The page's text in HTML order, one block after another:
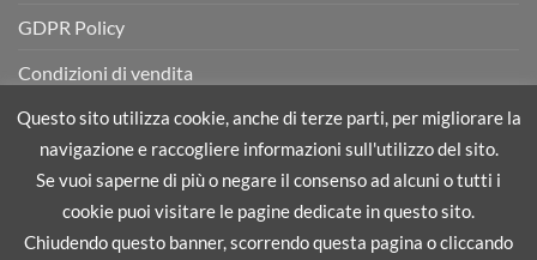
GDPR Policy
Condizioni di vendita
PRIVACY POLICY COOKIE POLICY
GDPR POLICY
CONDIZIONI DI VENDITA
Questo sito utilizza cookie, anche di terze parti, per migliorare la
navigazione e raccogliere informazioni sull'utilizzo del sito.
Se vuoi saperne di più o negare il consenso ad alcuni o tutti i
cookie puoi visitare le pagine dedicate in questo sito.
Chiudendo questo banner, scorrendo questa pagina o cliccando